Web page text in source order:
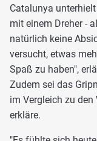
Catalunya
mit einem Dreher -
natürlich keine
versucht, etwas
Spaß zu haben",
Zudem sei das
im Vergleich zu
erkläre.